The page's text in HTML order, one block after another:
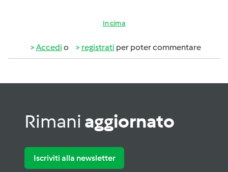
In cima
Accedi o registrati per poter commentare
Rimani aggiornato
Iscriviti alla newsletter